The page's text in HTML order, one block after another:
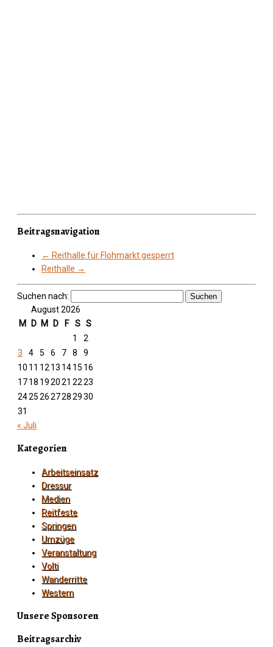
Beitragsnavigation
← Reithalle für Flohmarkt gesperrt
Reithalle →
Suchen nach:
August 2026
M
D M D F S S
1
2
3
4 5 6 7 8
9
10 11 12 13 1415 16
1718 192021 2223
24252627282930
31
« Juli
Kategorien
Arbeitseinsatz
Dressur
Medien
Reitfeste
Springen
Umzüge
Veranstaltung
Volti
Wanderritte
Western
Unsere Sponsoren
Beitragsarchiv